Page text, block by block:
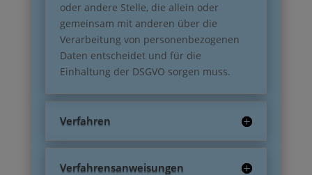
oder andere Stelle, die allein oder
gemeinsam mit anderen über die
Verarbeitung von personenbezogenen
Daten entscheidet und für die
Einhaltung der DSGVO sorgen muss.
Verfahren
Verfahrensanweisungen